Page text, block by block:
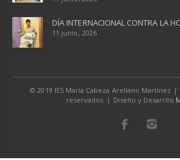
DÍA INTERNACIONAL CONTRA LA
11 junio, 2026
© 2019 IES María Cabeza Arellano Martínez
reservados. | Diseño y Desarrllo